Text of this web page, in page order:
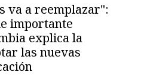
va a reemplazar":
importante
explica la
las nuevas